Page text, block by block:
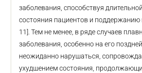
заболевания, способствуя
состояния пациентов и поддержанию
11]. Тем не менее, в ряде случаев
заболевания, особенно на его
неожиданно нарушаться,
ухудшением состояния,